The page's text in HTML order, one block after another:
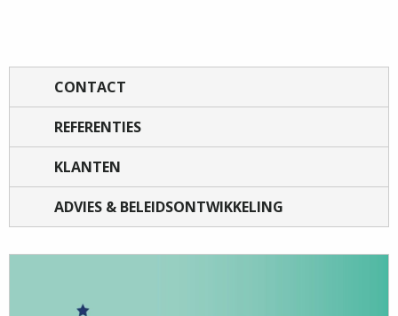
CONTACT
REFERENTIES
KLANTEN
ADVIES & BELEIDSONTWIKKELING